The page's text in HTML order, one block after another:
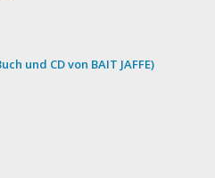
und CD von BAIT JAFFE)